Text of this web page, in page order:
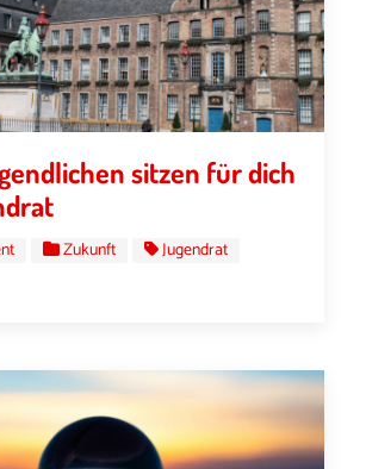
sitzen für dich
Zukunft
Jugendrat